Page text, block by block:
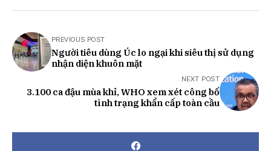
PREVIOUS POST
Người tiêu dùng Úc lo ngại khi siêu thị sử dụng
nhận diện khuôn mặt
NEXT POST
3.100 ca đậu mùa khỉ, WHO xem xét công bố
tình trạng khẩn cấp toàn cầu